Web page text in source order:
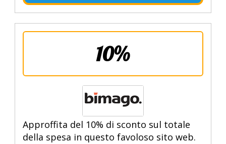
10%
Approffita del 10% di sconto sul totale
della spesa in questo favoloso sito web.